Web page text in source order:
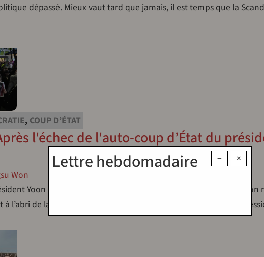
dépassé. Mieux vaut tard que jamais, il est temps que la
, COUP D’ÉTAT
l'échec de l'auto-coup d’État du
Won
Yoon Suk Yeol a échoué en 153 minutes. Bien que la situation
l’abri de la menace d’une confrontation militaire ou d’une
×
−
Lettre hebdomadaire